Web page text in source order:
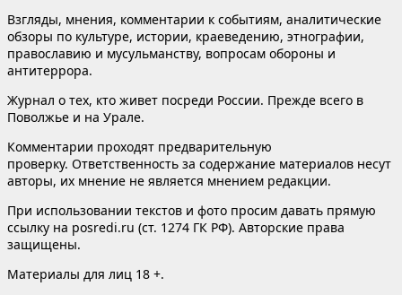
Взгляды, мнения, комментарии к событиям, аналитические
обзоры по культуре, истории, краеведению, этнографии,
православию и мусульманству, вопросам обороны и
антитеррора.
Журнал о тех, кто живет посреди России. Прежде всего в
Поволжье и на Урале.
Комментарии проходят предварительную
проверку. Ответственность за содержание материалов несут
авторы, их мнение не является мнением редакции.
При использовании текстов и фото просим давать прямую
ссылку на posredi.ru (ст. 1274 ГК РФ). Авторские права
защищены.
Материалы для лиц 18 +.